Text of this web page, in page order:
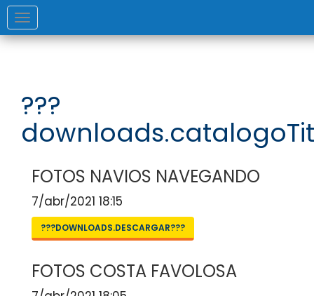
Toggle
navigation
???
FOTOS NAVIOS NAVEGANDO
7/abr/2021 18:15
???DOWNLOADS.DESCARGAR???
FOTOS COSTA FAVOLOSA